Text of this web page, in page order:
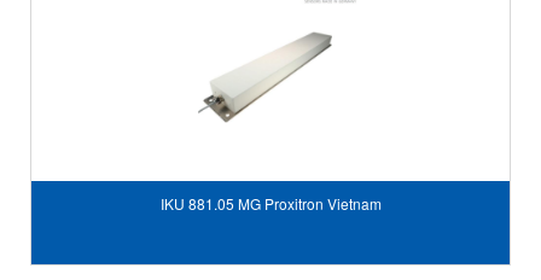
IKU 881.05 MG Proxitron Vietnam